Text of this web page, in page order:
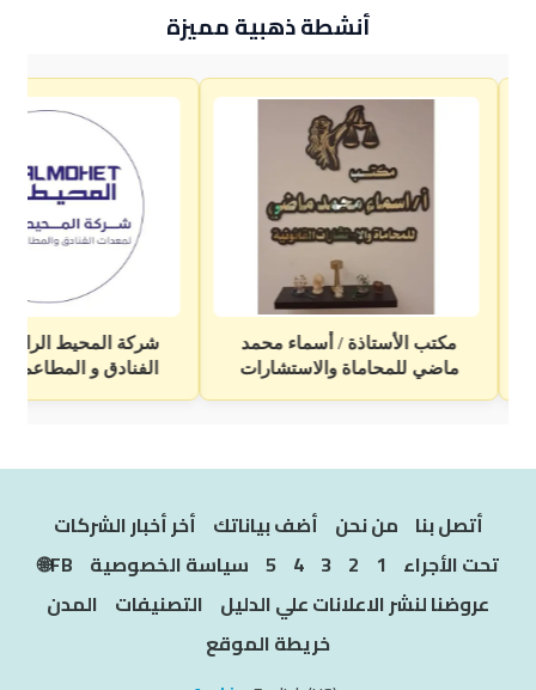
أنشطة ذهبية مميزة
أتصل بنا من نحن أضف بياناتك أخر أخبار الشركات
تحت الأجراء 1
2
3
4
5 سياسة الخصوصية FB🌐
عروضنا لنشر الاعلانات علي الدليل التصنيفات المدن
خريطة الموقع